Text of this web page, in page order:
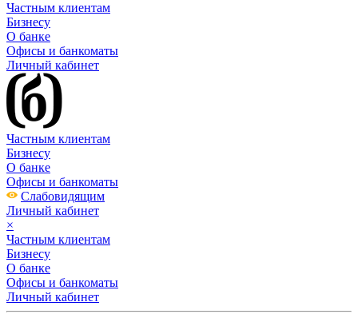
Частным клиентам
Бизнесу
О банке
Офисы и банкоматы
Личный кабинет
Частным клиентам
Бизнесу
О банке
Офисы и банкоматы
Слабовидящим
Личный кабинет
×
Частным клиентам
Бизнесу
О банке
Офисы и банкоматы
Личный кабинет